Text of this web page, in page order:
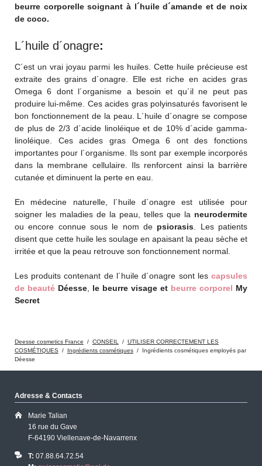
beurre corporelle soignant à l´huile d´amande et de noix
de coco.
L´huile d´onagre:
C´est un vrai joyau parmi les huiles. Cette huile précieuse est
extraite des grains d´onagre. Elle est riche en acides gras
Omega 6 dont l´organisme a besoin et qu´il ne peut pas
produire lui-même. Ces acides gras polyinsaturés favorisent le
bon fonctionnement de la peau. L´huile d´onagre se compose
de plus de 2/3 d´acide linoléique et de 10% d´acide gamma-
linoléique. Ces acides gras Omega 6 ont des fonctions
importantes pour l´organisme. Ils sont par exemple incorporés
dans la membrane cellulaire. Ils renforcent ainsi la barrière
cutanée et diminuent la perte en eau.
En médecine naturelle, l´huile d´onagre est utilisée pour
soigner les maladies de la peau, telles que la neurodermite
ou encore connue sous le nom de psiorasis . Les patients
disent que cette huile les soulage en apaisant la peau sèche et
irritée et que la peau retrouve son fonctionnement normal.
Les produits contenant de l´huile d´onagre sont lescapsules
de beautéDéesse, le beurre visage et beurre corporel My
Secret
Deesse cosmetics France CONSEIL
UTILISER CORRECTEMENT LES
COSMÉTIQUES
Ingrédients cosmétiques
Ingrédients cosmétiques employés par
Déesse
Adresse & Contacts
Marie Talian
16 rue du Gave
F-64190 Viellenave-de-Navarrenx
T: 07.88.64.72.54